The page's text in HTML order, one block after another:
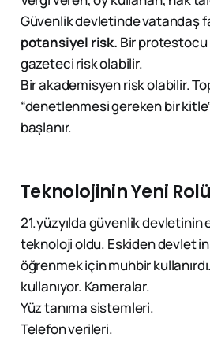
Güvenlik devletinde vatandaş
potansiyel risk. Bir protestocu
gazeteci risk olabilir.
Bir akademisyen risk olabilir.
“denetlenmesi gereken bir
başlanır.
Teknolojinin Yeni Rolü
21.yüzyılda güvenlik devletinin
teknoloji oldu. Eskiden devlet
öğrenmek için muhbir
kullanıyor. Kameralar.
Yüz tanıma sistemleri.
Telefon verileri.